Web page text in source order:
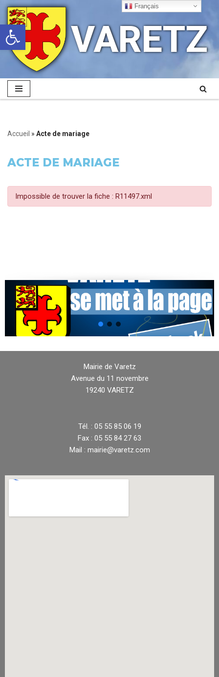
Ouvrir la barre d’outils
Aller
au
contenu
VARETZ
Accueil » Acte de mariage
ACTE DE MARIAGE
Impossible de trouver la fiche : R11497.xml
Mairie de Varetz
Avenue du 11 novembre
19240 VARETZ
Tél. : 05 55 85 06 19
Fax : 05 55 84 27 63
Mail : mairie@varetz.com
Français